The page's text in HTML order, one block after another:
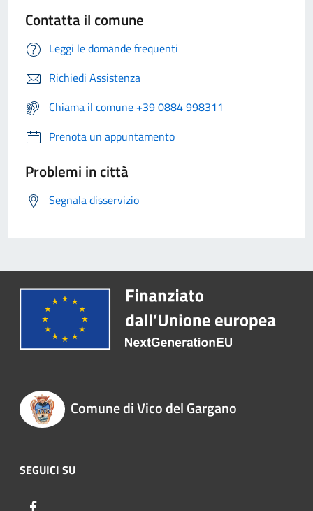
Contatta il comune
Leggi le domande frequenti
Richiedi Assistenza
Chiama il comune +39 0884 998311
Prenota un appuntamento
Problemi in città
Segnala disservizio
Comune di Vico del Gargano
SEGUICI SU